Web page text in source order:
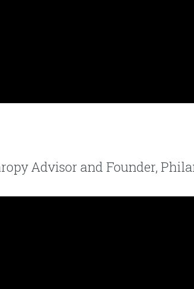
Advisor and Founder,